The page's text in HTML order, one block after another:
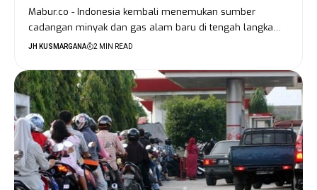
Mabur.co - Indonesia kembali menemukan sumber
cadangan minyak dan gas alam baru di tengah langka…
JH KUSMARGANA 2 MIN READ